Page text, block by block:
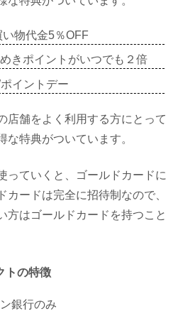
物代金5％OFF
きポイントがいつでも２倍
イントデー
店舗をよく利用する方にとって
な特典がついています。
っていくと、ゴールドカードに
カードは完全に招待制なので、
方はゴールドカードを持つこと
トの特徴
銀行のみ